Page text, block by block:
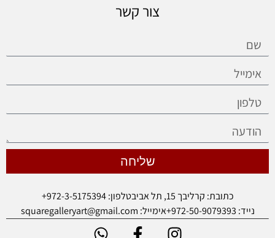
צור קשר
שליחה
כתובת: קרליבך 15, תל אביב
טלפון: 972-3-5175394+
נייד: 972-50-9079393+
אימייל: squaregalleryart@gmail.com